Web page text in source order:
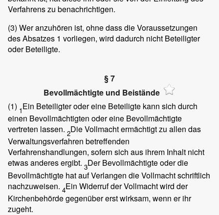
Verfahrens zu benachrichtigen.
(3) Wer anzuhören ist, ohne dass die Voraussetzungen
des Absatzes 1 vorliegen, wird dadurch nicht Beteiligter
oder Beteiligte.
§ 7
Bevollmächtigte und Beistände
(1) 1Ein Beteiligter oder eine Beteiligte kann sich durch
einen Bevollmächtigten oder eine Bevollmächtigte
vertreten lassen. 2Die Vollmacht ermächtigt zu allen das
Verwaltungsverfahren betreffenden
Verfahrenshandlungen, sofern sich aus ihrem Inhalt nicht
etwas anderes ergibt. 3Der Bevollmächtigte oder die
Bevollmächtigte hat auf Verlangen die Vollmacht schriftlich
nachzuweisen. 4Ein Widerruf der Vollmacht wird der
Kirchenbehörde gegenüber erst wirksam, wenn er ihr
zugeht.